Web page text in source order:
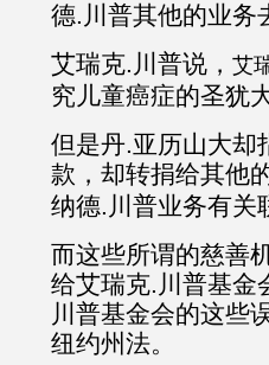
德.川普其他的业务
艾瑞克.川普说， 艾
究儿童癌症的圣犹
但是丹.亚历山大却
款，却转捐给其他
纳德.川普业务有关
而这些所谓的慈善
给艾瑞克.川普基金
川普基金会的这些
纽约州法。